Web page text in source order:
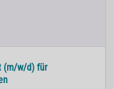
(m/w/d) für